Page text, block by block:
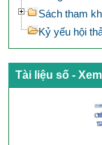
Sách tham
Kỷ yếu hội
Tài liệu số -